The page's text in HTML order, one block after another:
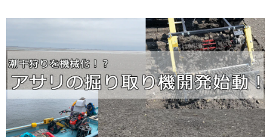
TOP
カタログ・冊子 DL
説明書
製品一覧
会社情報
採用情報